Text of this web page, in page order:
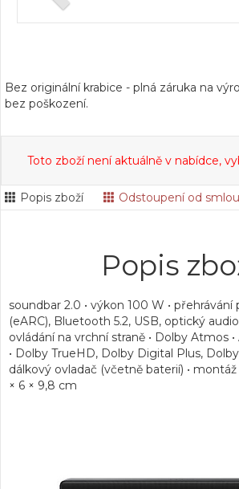
Bez originální krabice - plná záruka na
bez poškození.
Toto zboží není aktuálně v nabídce,
Popis zboží Odstoupení od
Popis
soundbar 2.0 • výkon 100 W • přehrávání
(eARC), Bluetooth 5.2, USB, optický
ovládání na vrchní straně • Dolby Atmos
• Dolby TrueHD, Dolby Digital Plus, Dolby
dálkový ovladač (včetně baterií) • montáž
× 6 × 9,8 cm